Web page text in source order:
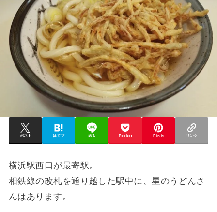
ポスト はてブ 送る Pocket Pin it リンク
横浜駅西口が最寄駅。
相鉄線の改札を通り越した駅中に、星のうどんさ
んはあります。